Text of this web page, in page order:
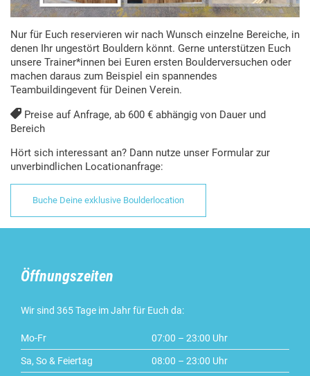
Nur für Euch reservieren wir nach Wunsch einzelne Bereiche, in
denen Ihr ungestört Bouldern könnt. Gerne unterstützen Euch
unsere Trainer*innen bei Euren ersten Boulderversuchen oder
machen daraus zum Beispiel ein spannendes
Teambuildingevent für Deinen Verein.
 Preise auf Anfrage, ab 600 € abhängig von Dauer und
Bereich
Hört sich interessant an? Dann nutze unser Formular zur
unverbindlichen Locationanfrage:
Buche Deine exklusive Boulderlocation
Öffnungszeiten
Wir sind 365 Tage im Jahr für Euch da:
Mo-Fr 07:00 – 23:00 Uhr
Sa, So & Feiertag 08:00 – 23:00 Uhr